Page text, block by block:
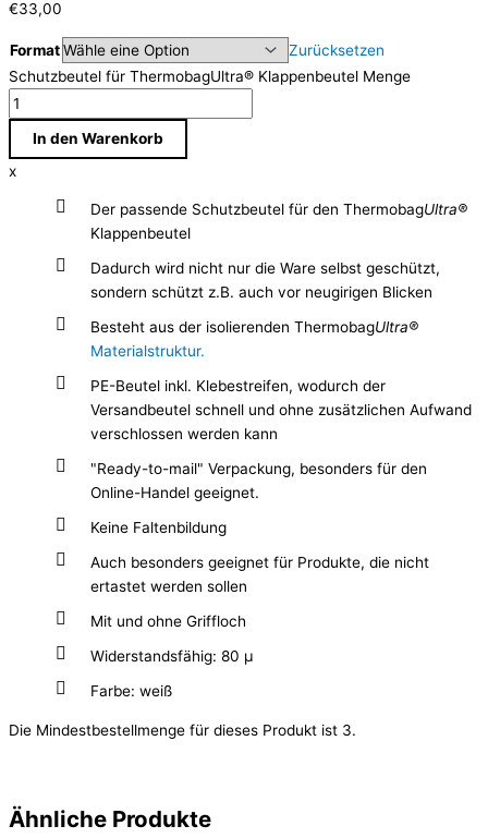
€33,00
Format
Zurücksetzen
Schutzbeutel für ThermobagUltra® Klappenbeutel Menge
In den Warenkorb
x
Der passende Schutzbeutel für den ThermobagUltra®
Klappenbeutel
Dadurch wird nicht nur die Ware selbst geschützt,
sondern schützt z.B. auch vor neugirigen Blicken
Besteht aus der isolierenden ThermobagUltra®
Materialstruktur.
PE-Beutel inkl. Klebestreifen, wodurch der
Versandbeutel schnell und ohne zusätzlichen Aufwand
verschlossen werden kann
"Ready-to-mail" Verpackung, besonders für den
Online-Handel geeignet.
Keine Faltenbildung
Auch besonders geeignet für Produkte, die nicht
ertastet werden sollen
Mit und ohne Griffloch
Widerstandsfähig: 80 µ
Farbe: weiß
Die Mindestbestellmenge für dieses Produkt ist 3.
Ähnliche Produkte